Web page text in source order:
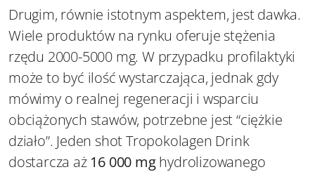
Drugim, równie istotnym aspektem, jest dawka.
Wiele produktów na rynku oferuje stężenia
rzędu 2000-5000 mg. W przypadku profilaktyki
może to być ilość wystarczająca, jednak gdy
mówimy o realnej regeneracji i wsparciu
obciążonych stawów, potrzebne jest “ciężkie
działo”. Jeden shot Tropokolagen Drink
dostarcza aż 16 000 mghydrolizowanego